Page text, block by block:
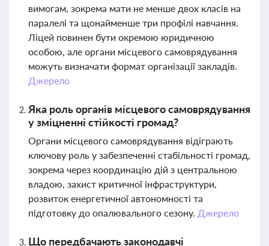
вимогам, зокрема мати не менше двох класів на
паралелі та щонайменше три профілі навчання.
Ліцей повинен бути окремою юридичною
особою, але органи місцевого самоврядування
можуть визначати формат організації закладів.
Джерело
Яка роль органів місцевого самоврядування
у зміцненні стійкості громад?
Органи місцевого самоврядування відіграють
ключову роль у забезпеченні стабільності громад,
зокрема через координацію дій з центральною
владою, захист критичної інфраструктури,
розвиток енергетичної автономності та
підготовку до опалювального сезону. Джерело
Що передбачають законодавчі